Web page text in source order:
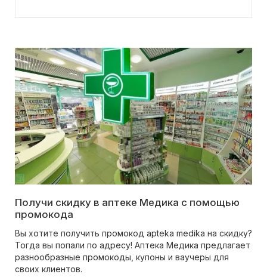
Получи скидку в аптеке Медика с помощью
промокода
Вы хотите получить промокод apteka medika на скидку?
Тогда вы попали по адресу! Аптека Медика предлагает
разнообразные промокоды, купоны и ваучеры для
своих клиентов.